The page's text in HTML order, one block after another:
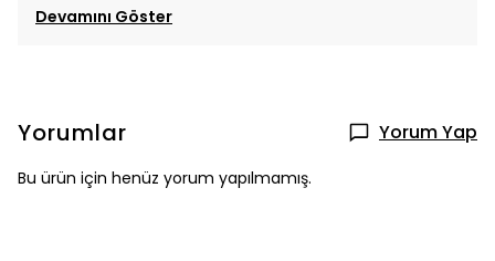
Devamını Göster
Yorumlar Yorum Yap
Bu ürün için henüz yorum yapılmamış.